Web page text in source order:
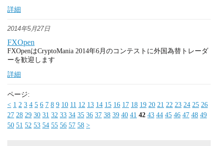
詳細
2014年5月27日
FXOpen
FXOpenはCryptoMania 2014年6月のコンテストに外国為替トレーダ
ーを歓迎します
詳細
ページ:
< 1 2 3 4 5 6 7 8 9 10 11 12 13 14 15 16 17 18 19 20 21 22 23 24 25 26
27 28 29 30 31 32 33 34 35 36 37 38 39 40 41 42 43 44 45 46 47 48 49
50 51 52 53 54 55 56 57 58 >